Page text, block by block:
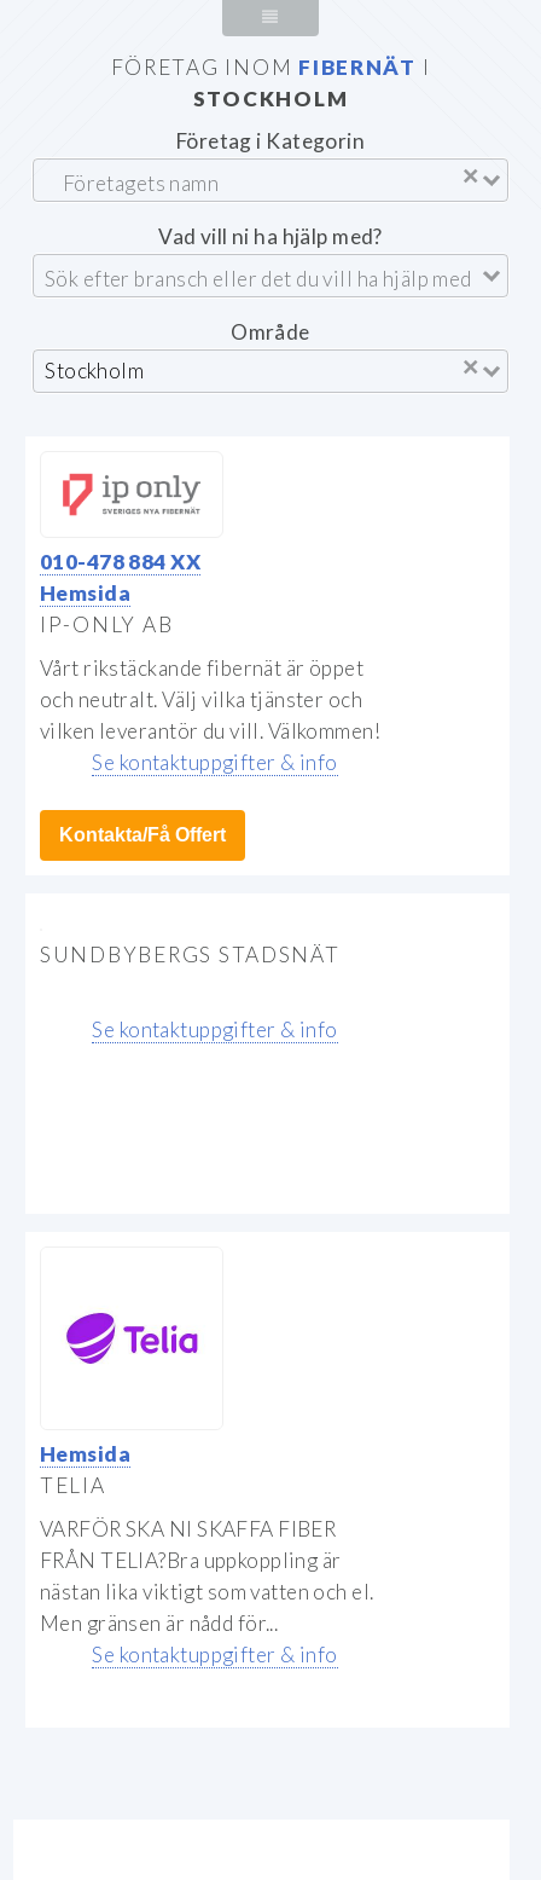
FÖRETAG INOM FIBERNÄT I
STOCKHOLM
Företag i Kategorin
×
Vad vill ni ha hjälp med?
Område
Stockholm
×
010-478 884 XX
Hemsida
IP-ONLY AB
Vårt rikstäckande fibernät är öppet
och neutralt. Välj vilka tjänster och
vilken leverantör du vill. Välkommen!
Se kontaktuppgifter & info
Kontakta/Få Offert
SUNDBYBERGS STADSNÄT
Se kontaktuppgifter & info
Hemsida
TELIA
VARFÖR SKA NI SKAFFA FIBER
FRÅN TELIA?Bra uppkoppling är
nästan lika viktigt som vatten och el.
Men gränsen är nådd för...
Se kontaktuppgifter & info